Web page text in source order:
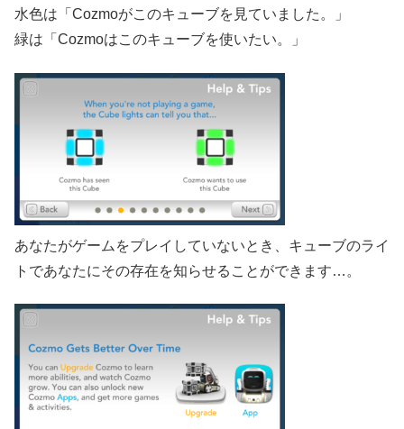
水色は「Cozmoがこのキューブを見ていました。」
緑は「Cozmoはこのキューブを使いたい。」
あなたがゲームをプレイしていないとき、キューブのライ
トであなたにその存在を知らせることができます…。